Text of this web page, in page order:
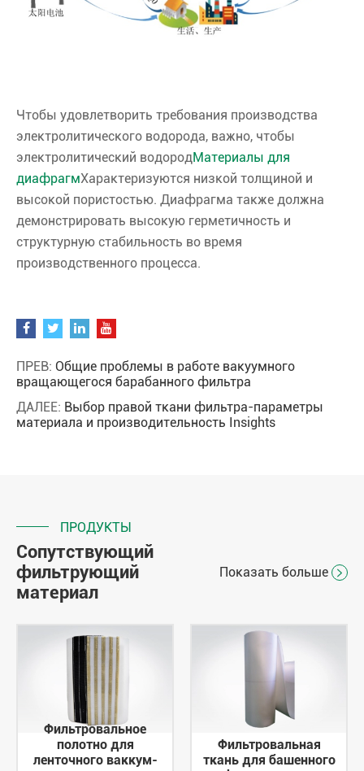
Чтобы удовлетворить требования производства
электролитического водорода, важно, чтобы
электролитический водородМатериалы для
диафрагмХарактеризуются низкой толщиной и
высокой пористостью. Диафрагма также должна
демонстрировать высокую герметичность и
структурную стабильность во время
производственного процесса.
ПРЕВ: Общие проблемы в работе вакуумного
вращающегося барабанного фильтра
ДАЛЕЕ: Выбор правой ткани фильтра-параметры
материала и производительность Insights
ПРОДУКТЫ
Сопутствующий
фильтрующий
материал
Показать больше 
Фильтровальное
полотно для
ленточного ваккум-
Фильтровальная
ткань для башенного